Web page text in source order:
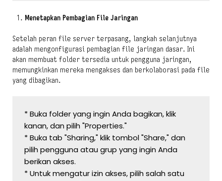
Menetapkan Pembagian File Jaringan
Setelah peran file server terpasang, langkah selanjutnya
adalah mengonfigurasi pembagian file jaringan dasar. Ini
akan membuat folder tersedia untuk pengguna jaringan,
memungkinkan mereka mengakses dan berkolaborasi pada file
yang dibagikan.
* Buka folder yang ingin Anda bagikan, klik
kanan, dan pilih "Properties."
* Buka tab "Sharing," klik tombol "Share," dan
pilih pengguna atau grup yang ingin Anda
berikan akses.
* Untuk mengatur izin akses, pilih salah satu